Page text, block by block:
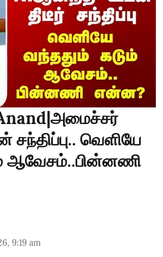
வெளியே
ஆவேசம்..பின்னணி
9:19 am